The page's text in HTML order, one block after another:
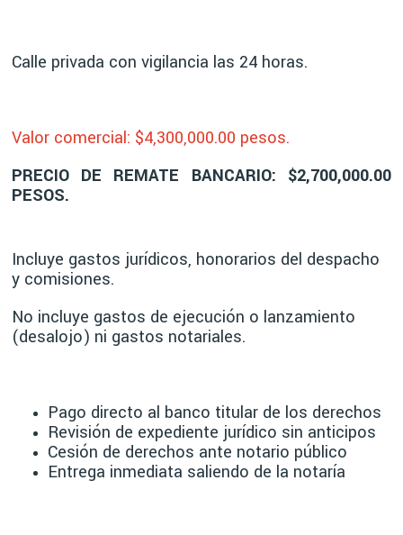
Calle privada con vigilancia las 24 horas.
Valor comercial: $4,300,000.00 pesos.
PRECIO DE REMATE BANCARIO: $2,700,000.00
PESOS.
Incluye gastos jurídicos, honorarios del despacho
y comisiones.
No incluye gastos de ejecución o lanzamiento
(desalojo) ni gastos notariales.
Pago directo al banco titular de los derechos
Revisión de expediente jurídico sin anticipos
Cesión de derechos ante notario público
Entrega inmediata saliendo de la notaría